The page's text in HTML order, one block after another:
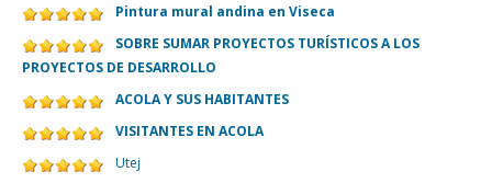
Pintura mural andina en Viseca
SOBRE SUMAR PROYECTOS TURÍSTICOS A LOS
PROYECTOS DE DESARROLLO
ACOLA Y SUS HABITANTES
VISITANTES EN ACOLA
Utej